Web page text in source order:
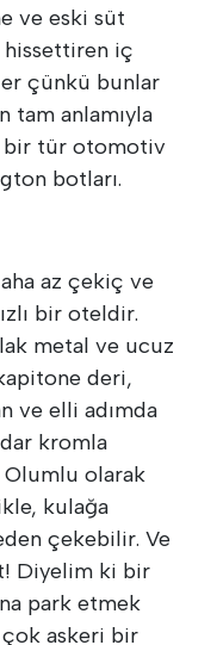
ve eski süt
hissettiren iç
çünkü bunlar
tam anlamıyla
bir tür otomotiv
botları.
az çekiç ve
bir oteldir.
metal ve ucuz
deri,
ve elli adımda
kromla
Olumlu olarak
kulağa
çekebilir. Ve
Diyelim ki bir
park etmek
çok askeri bir